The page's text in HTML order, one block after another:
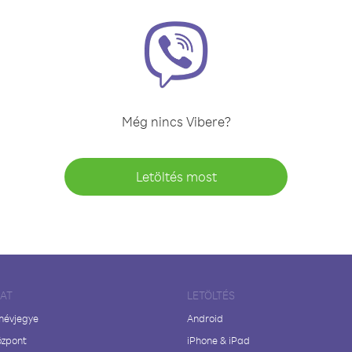
Még nincs Vibere?
Letöltés most
LETÖLTÉS
Android
iPhone & iPad